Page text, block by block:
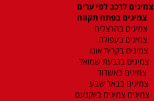
צמיגים לרכב לפי ערים
צמיגים בפתח תקווה
צמיגים בהרצליה
צמיגים בעפולה
צמיגים בקרית אונו
צמיגים בגבעת שמואל
צמיגים באשדוד
צמיגים בבאר שבע
צמיגים צמיגים ביוקנעם